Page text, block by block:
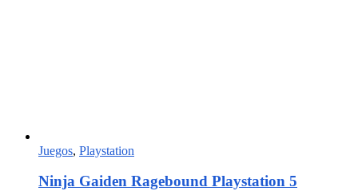
Juegos, Playstation
Ninja Gaiden Ragebound Playstation 5